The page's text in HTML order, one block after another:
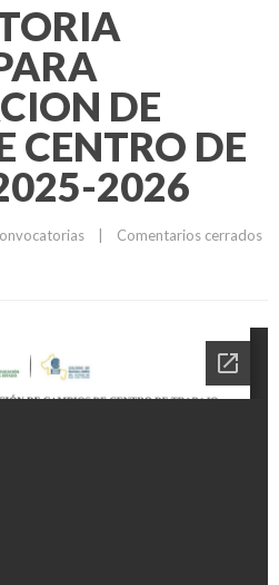
DE
CENTRO DE
2026
Comentarios cerrados